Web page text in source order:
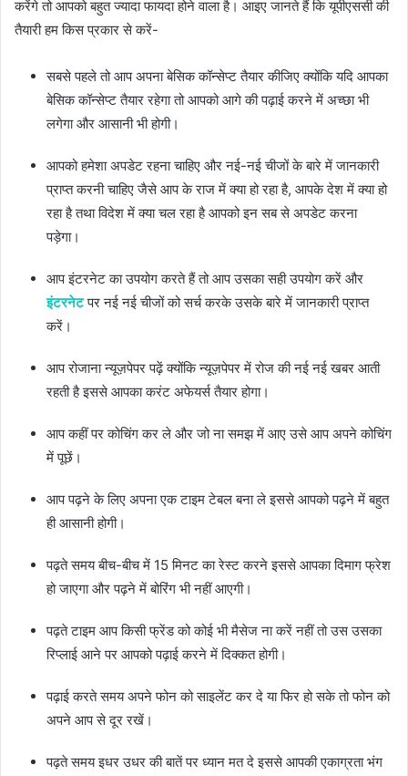
करेंगे तो आपको बहुत ज्यादा फायदा होने वाला है। आइए जानते हैं कि यूपीएससी की
तैयारी हम किस प्रकार से करें-
सबसे पहले तो आप अपना बेसिक कॉन्सेप्ट तैयार कीजिए क्योंकि यदि आपका
बेसिक कॉन्सेप्ट तैयार रहेगा तो आपको आगे की पढ़ाई करने में अच्छा भी
लगेगा और आसानी भी होगी।
आपको हमेशा अपडेट रहना चाहिए और नई-नई चीजों के बारे में जानकारी
प्राप्त करनी चाहिए जैसे आप के राज में क्या हो रहा है, आपके देश में क्या हो
रहा है तथा विदेश में क्या चल रहा है आपको इन सब से अपडेट करना
पड़ेगा।
आप इंटरनेट का उपयोग करते हैं तो आप उसका सही उपयोग करें और
इंटरनेटपर नई नई चीजों को सर्च करके उसके बारे में जानकारी प्राप्त
करें।
आप रोजाना न्यूज़पेपर पढ़ें क्योंकि न्यूज़पेपर में रोज की नई नई खबर आती
रहती है इससे आपका करंट अफेयर्स तैयार होगा।
आप कहीं पर कोचिंग कर ले और जो ना समझ में आए उसे आप अपने कोचिंग
में पूछें।
आप पढ़ने के लिए अपना एक टाइम टेबल बना ले इससे आपको पढ़ने में बहुत
ही आसानी होगी।
पढ़ते समय बीच-बीच में 15 मिनट का रेस्ट करने इससे आपका दिमाग फ्रेश
हो जाएगा और पढ़ने में बोरिंग भी नहीं आएगी।
पढ़ते टाइम आप किसी फ्रेंड को कोई भी मैसेज ना करें नहीं तो उस उसका
रिप्लाई आने पर आपको पढ़ाई करने में दिक्कत होगी।
पढ़ाई करते समय अपने फोन को साइलेंट कर दे या फिर हो सके तो फोन को
अपने आप से दूर रखें।
पढ़ते समय इधर उधर की बातें पर ध्यान मत दे इससे आपकी एकाग्रता भंग